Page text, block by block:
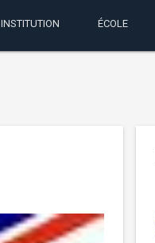
INSTITUTION ÉCOLE